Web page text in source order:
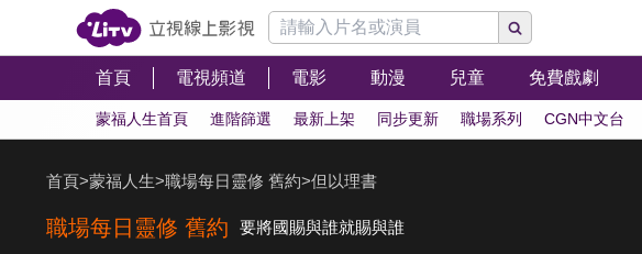
首頁 電視頻道 電影 動漫 兒童 免費戲劇
蒙福人生首頁 進階篩選 最新上架 同步更新 職場系列 CGN中文台
首頁>蒙福人生>職場每日靈修 舊約>但以理書
職場每日靈修 舊約 要將國賜與誰就賜與誰